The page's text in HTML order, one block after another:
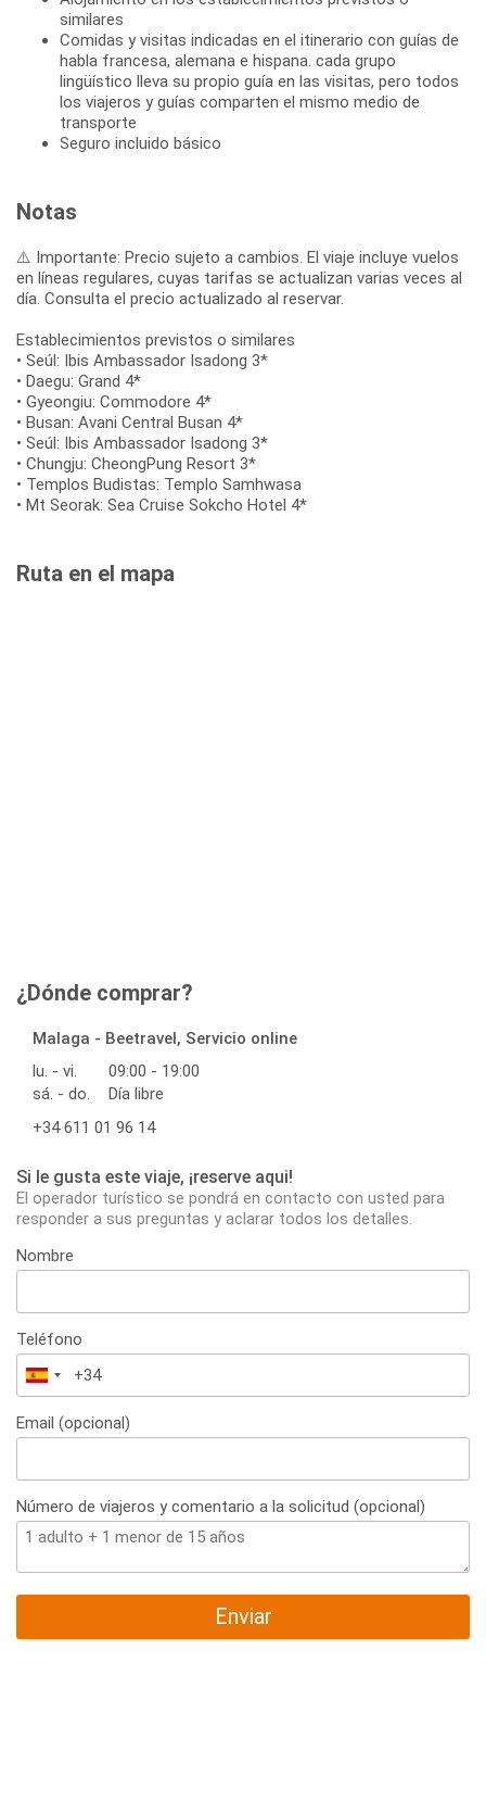
similares
Comidas y visitas indicadas en el itinerario con guías de
habla francesa, alemana e hispana. cada grupo
lingüístico lleva su propio guía en las visitas, pero todos
los viajeros y guías comparten el mismo medio de
transporte
Seguro incluido básico
Notas
⚠️ Importante: Precio sujeto a cambios. El viaje incluye vuelos
en líneas regulares, cuyas tarifas se actualizan varias veces al
día. Consulta el precio actualizado al reservar.
Establecimientos previstos o similares
• Seúl: Ibis Ambassador Isadong 3*
• Daegu: Grand 4*
• Gyeongiu: Commodore 4*
• Busan: Avani Central Busan 4*
• Seúl: Ibis Ambassador Isadong 3*
• Chungju: CheongPung Resort 3*
• Templos Budistas: Templo Samhwasa
• Mt Seorak: Sea Cruise Sokcho Hotel 4*
Ruta en el mapa
¿Dónde comprar?
Malaga - Beetravel, Servicio online
lu. - vi.
09:00 - 19:00
sá. - do.
Día libre
+34 611 01 96 14
Si le gusta este viaje, ¡reserve aqui!
El operador turístico se pondrá en contacto con usted para
responder a sus preguntas y aclarar todos los detalles.
Nombre
Teléfono
España
+34
Email (opcional)
Número de viajeros y comentario a la solicitud (opcional)
Enviar